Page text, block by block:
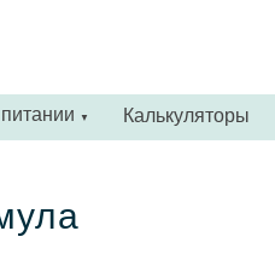
▼ Калькуляторы